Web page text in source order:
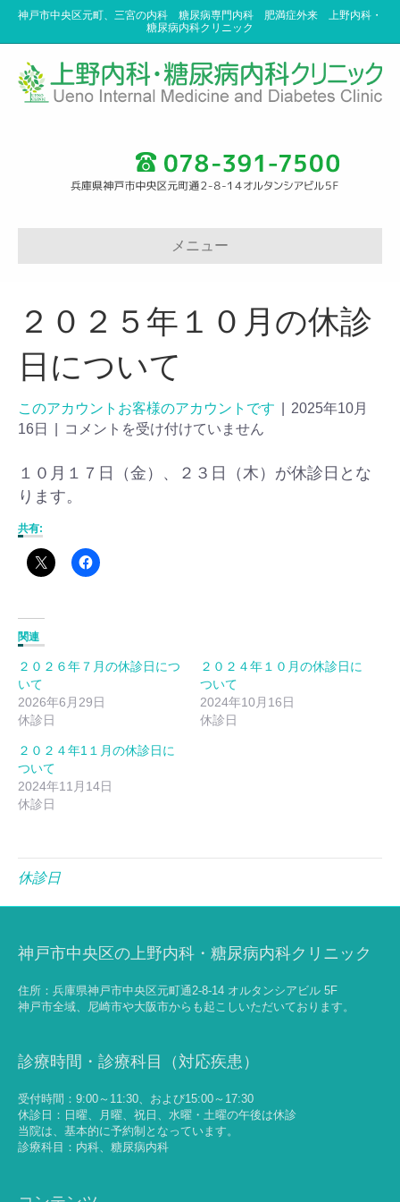
神戸市中央区元町、三宮の内科 糖尿病専門内科 肥満症外来 上野内科・
糖尿病内科クリニック
メニュー
２０２５年１０月の休診
日について
このアカウントお客様のアカウントです
2025年10月
16日
コメントを受け付けていません
１０月１７日（金）、２３日（木）が休診日とな
ります。
共有:
関連
２０２６年７月の休診日につ
いて
2026年6月29日
休診日
２０２４年１０月の休診日に
ついて
2024年10月16日
休診日
２０２４年1１月の休診日に
ついて
2024年11月14日
休診日
休診日
神戸市中央区の上野内科・糖尿病内科クリニック
住所：兵庫県神戸市中央区元町通2-8-14 オルタンシアビル 5F
神戸市全域、尼崎市や大阪市からも起こしいただいております。
診療時間・診療科目（対応疾患）
受付時間：9:00～11:30、および15:00～17:30
休診日：日曜、月曜、祝日、水曜・土曜の午後は休診
当院は、基本的に予約制となっています。
診療科目：内科、糖尿病内科